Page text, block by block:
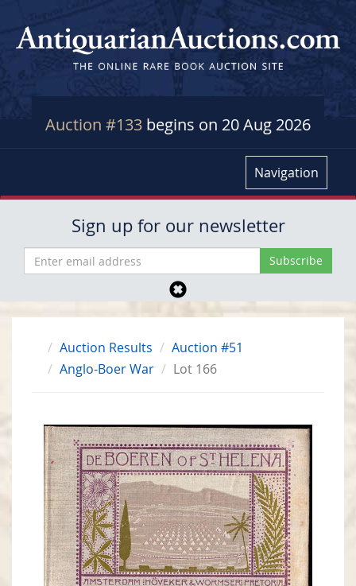
Auction #133 begins on 20 Aug 2026
Navigation
Sign up for our newsletter
Auction Results
Auction #51
Anglo-Boer War
Lot 166